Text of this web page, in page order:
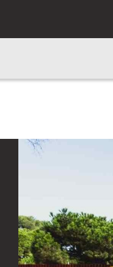
principale
Immagine